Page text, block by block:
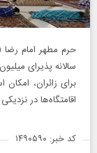
حرم مطهر امام
سالانه پذیرای
برای زائران،
اقامتگاه‌ها در
کد خبر: ۱۴۹۰۵۹۰